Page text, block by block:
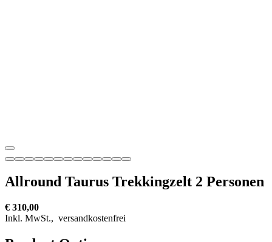
Allround Taurus Trekkingzelt 2 Personen
€ 310,00
Inkl. MwSt., versandkostenfrei